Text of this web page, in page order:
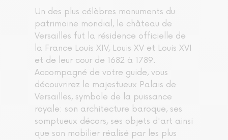
Un des plus célèbres monuments du
patrimoine mondial, le château de
Versailles fut la résidence officielle de
la France Louis XIV, Louis XV et Louis XVI
et de leur cour de 1682 à 1789.
Accompagné de votre guide, vous
découvrirez le majestueux Palais de
Versailles, symbole de la puissance
royale: son architecture baroque, ses
somptueux décors, ses objets d'art ainsi
que son mobilier réalisé par les plus